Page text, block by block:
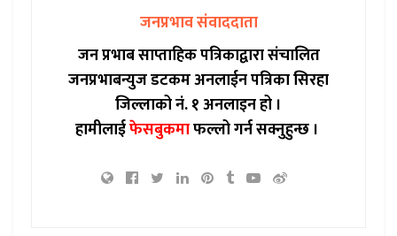
जनप्रभाव संवाददाता
जन प्रभाब साप्ताहिक पत्रिकाद्वारा संचालित
जनप्रभाबन्युज डटकम अनलाईन पत्रिका सिरहा
जिल्लाको नं. १ अनलाइन हो ।
हामीलाईफेसबुकमाफल्लो गर्न सक्नुहुन्छ ।